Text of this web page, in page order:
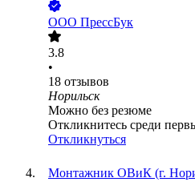
ООО ПрессБук
3.8
•
18 отзывов
Норильск
Можно без резюме
Откликнитесь среди
Откликнуться
Монтажник ОВиК (г.